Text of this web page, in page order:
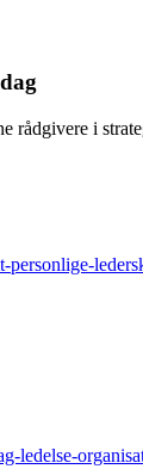
rådgivere i
personlige-
ledelse-